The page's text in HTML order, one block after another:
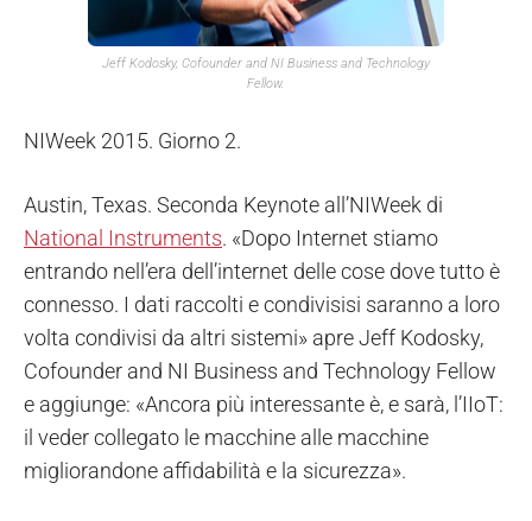
Jeff Kodosky, Cofounder and NI Business and Technology
Fellow.
NIWeek 2015. Giorno 2.
Austin, Texas. Seconda Keynote all’NIWeek di
National Instruments. «Dopo Internet stiamo
entrando nell’era dell’internet delle cose dove tutto è
connesso. I dati raccolti e condivisisi saranno a loro
volta condivisi da altri sistemi» apre Jeff Kodosky,
Cofounder and NI Business and Technology Fellow
e aggiunge: «Ancora più interessante è, e sarà, l’IIoT:
il veder collegato le macchine alle macchine
migliorandone affidabilità e la sicurezza».